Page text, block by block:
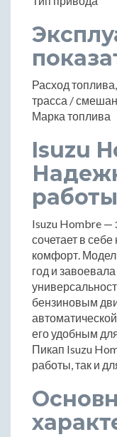
Расход
трасса /
Марка топлива
Isuzu
Isuzu Hombre —
сочетает в
комфорт.
год и
бензиновым
его удобным
Пикап Isuzu
работы, так и